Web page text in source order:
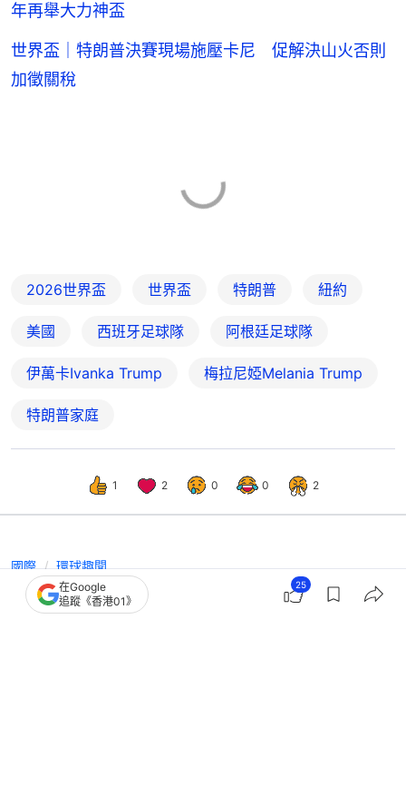
年再舉大力神盃
世界盃｜特朗普決賽現場施壓卡尼 促解決山火否則
加徵關稅
2026世界盃 世界盃 特朗普 紐約
美國 西班牙足球隊 阿根廷足球隊
伊萬卡Ivanka Trump 梅拉尼婭Melania Trump
特朗普家庭
1 2 0 0 2
國際 環球趣聞
特朗普自家高球場比賽奪冠引質疑 網
在Google
追蹤《香港01》
25